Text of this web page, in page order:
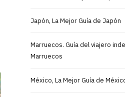
Japón, La Mejor Guía de Japón
Marruecos. Guía del viajero
Marruecos
México, La Mejor Guía de